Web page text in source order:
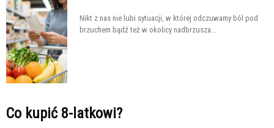
Nikt z nas nie lubi sytuacji, w której odczuwamy ból pod
brzuchem bądź też w okolicy nadbrzusza...
Co kupić 8-latkowi?